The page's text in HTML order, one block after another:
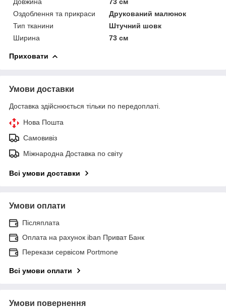
Оздоблення та прикраси
Друкований малюнок
Тип тканини
Штучний шовк
Ширина
73 см
Приховати
Умови доставки
Доставка здійснюється тільки по передоплаті.
Нова Пошта
Самовивіз
Міжнародна Доставка по світу
Всі умови доставки
Умови оплати
Післяплата
Оплата на рахунок iban Приват Банк
Перекази сервісом Portmone
Всі умови оплати
Умови повернення